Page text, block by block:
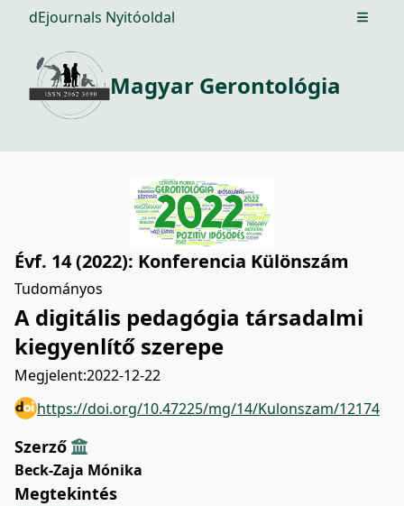
dEjournals Nyitóoldal Open
Magyar Gerontológia
Évf. 14 (2022): Konferencia Különszám
Tudományos
A digitális pedagógia társadalmi
kiegyenlítő szerepe
Megjelent:2022-12-22
https://doi.org/10.47225/mg/14/Kulonszam/12174
Szerző
Beck-Zaja Mónika
Megtekintés